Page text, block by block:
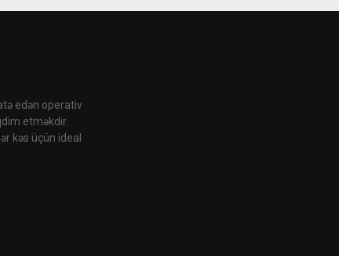
edən operativ
etməkdir.
kəs üçün ideal